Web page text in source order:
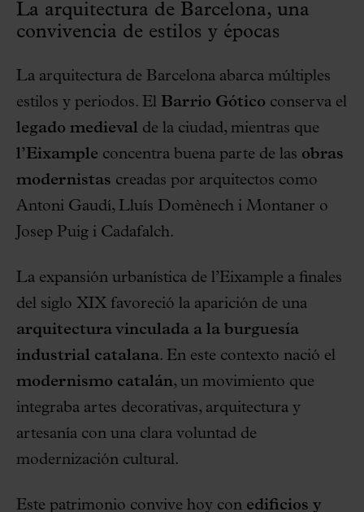
La arquitectura de Barcelona, una
convivencia de estilos y épocas
La arquitectura de Barcelona abarca múltiples
estilos y periodos. El Barrio Gótico conserva el
legado medieval de la ciudad, mientras que
l’Eixample concentra buena parte de las obras
modernistas creadas por arquitectos como
Antoni Gaudí, Lluís Domènech i Montaner o
Josep Puig i Cadafalch.
La expansión urbanística de l’Eixample a finales
del siglo XIX favoreció la aparición de una
arquitectura vinculada a la burguesía
industrial catalana. En este contexto nació el
modernismo catalán, un movimiento que
integraba artes decorativas, arquitectura y
artesanía con una clara voluntad de
modernización cultural.
Este patrimonio convive hoy con edificios y